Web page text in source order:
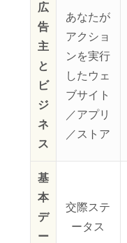
広
告
主
と
ビ
ジ
ネ
ス
あなたが
アクショ
ンを実行
したウェ
ブサイト
／アプリ
／ストア
基
本
デ
ー
交際ステ
ータス